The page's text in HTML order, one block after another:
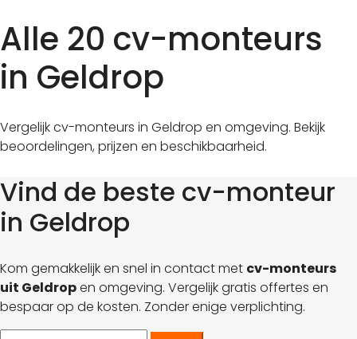
Alle 20 cv-monteurs
in Geldrop
Vergelijk cv-monteurs in Geldrop en omgeving. Bekijk
beoordelingen, prijzen en beschikbaarheid.
Vind de beste cv-monteur
in Geldrop
Kom gemakkelijk en snel in contact met cv-monteurs
uit Geldropen omgeving. Vergelijk gratis offertes en
bespaar op de kosten. Zonder enige verplichting.